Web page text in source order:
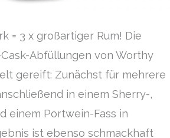
= 3 x großartiger Rum! Die
Abfüllungen von Worthy
gereift: Zunächst für mehrere
in einem Sherry-,
einem Portwein-Fass in
ist ebenso schmackhaft